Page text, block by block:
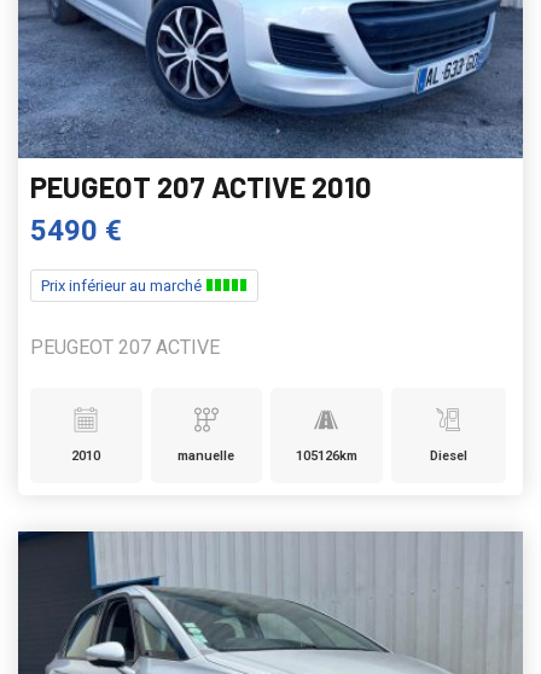
PEUGEOT 207 ACTIVE 2010
5490 €
Prix inférieur au marché
PEUGEOT 207 ACTIVE
2010 manuelle 105126km Diesel